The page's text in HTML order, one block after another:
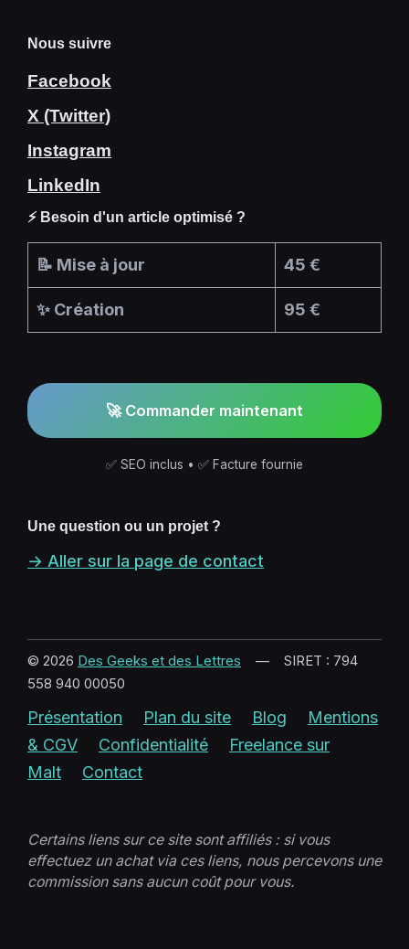
Nous suivre
Facebook
X (Twitter)
Instagram
LinkedIn
⚡ Besoin d'un article optimisé ?
📝 Mise à jour 45 €
✨ Création 95 €
🚀 Commander maintenant
✅ SEO inclus • ✅ Facture fournie
Une question ou un projet ?
→ Aller sur la page de contact
© 2026 Des Geeks et des Lettres — SIRET : 794
558 940 00050
Présentation Plan du site Blog
Mentions
& CGV
Confidentialité
Freelance sur
Malt
Contact
Certains liens sur ce site sont affiliés : si vous
effectuez un achat via ces liens, nous percevons une
commission sans aucun coût pour vous.